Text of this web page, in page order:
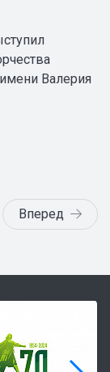
Валерия
Вперед